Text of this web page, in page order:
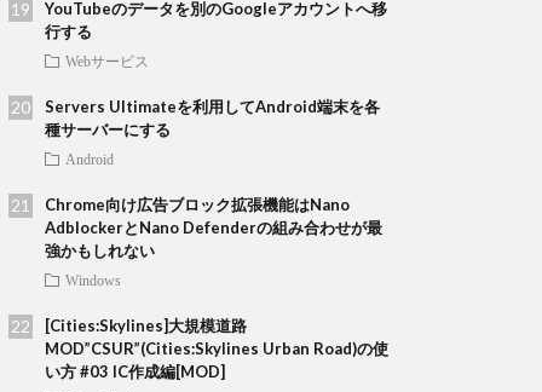
YouTubeのデータを別のGoogleアカウントへ移
行する
Webサービス
Servers Ultimateを利用してAndroid端末を各
種サーバーにする
Android
Chrome向け広告ブロック拡張機能はNano
AdblockerとNano Defenderの組み合わせが最
強かもしれない
Windows
[Cities:Skylines]大規模道路
MOD”CSUR”(Cities:Skylines Urban Road)の使
い方 #03 IC作成編[MOD]